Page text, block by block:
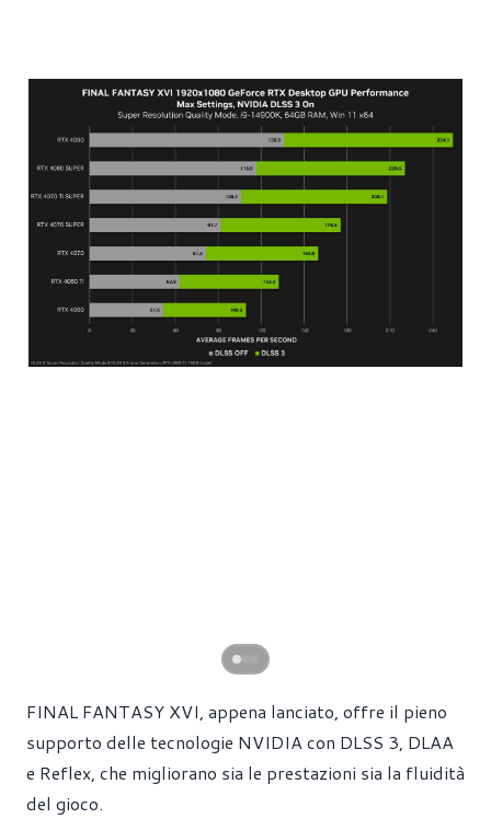
FINAL FANTASY XVI, appena lanciato, offre il pieno
supporto delle tecnologie NVIDIA con DLSS 3, DLAA
e Reflex, che migliorano sia le prestazioni sia la fluidità
del gioco.